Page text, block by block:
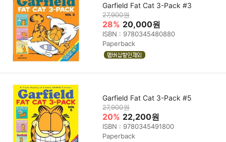
Garfield Fat Cat 3-Pack #3
27,900원
28% 20,000원
ISBN : 9780345480880
Paperback
Garfield Fat Cat 3-Pack #5
27,900원
20% 22,200원
ISBN : 9780345491800
Paperback